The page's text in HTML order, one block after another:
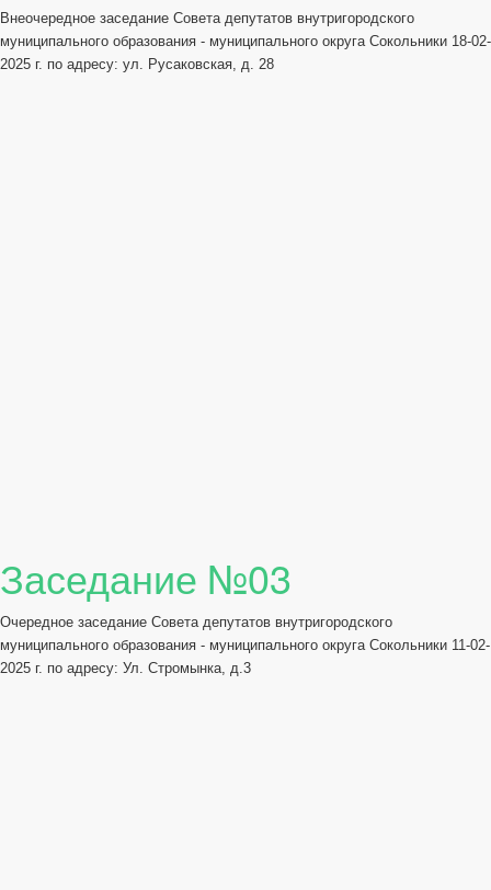
Внеочередное заседание Совета депутатов внутригородского
муниципального образования - муниципального округа Сокольники 18-02-
2025 г. по адресу: ул. Русаковская, д. 28
Заседание №03
Очередное заседание Совета депутатов внутригородского
муниципального образования - муниципального округа Сокольники 11-02-
2025 г. по адресу: Ул. Стромынка, д.3